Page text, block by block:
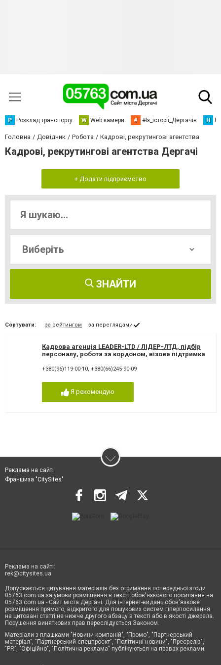
Р Розклад транспорту W Web камери # #Із_історіі_Дергачів Н
Головна Довідник Робота Кадрові, рекрутингові агентства
Кадрові, рекрутингові агентства Дергачі
+ Додати підприємство
ЗНАЙТИ
Сортувати: за рейтингом за переглядами
Кадрова агенція LEADER-LTD / ЛІДЕР-ЛТД, підбір
персоналу, робота за кордоном, візова підтримка
+380(96)119-00-10, +380(66)245-90-09
Я рекомендую
Реклама на сайті
Франшиза "CitySites"
Реклама на сайті:
rek@citysites.ua
Допускається цитування матеріалів без отримання попередньої згоди
05763.com.ua за умови розміщення в тексті обов'язкового посилання на
05763.com.ua - Сайт міста Дергачі. Для інтернет-видань обов'язкове
розміщення прямого, відкритого для пошукових систем гіперпосилання
на цитовані статті не нижче другого абзацу в тексті або в якості джерела.
Порушення виняткових прав переслідується Законом.
Матеріали з плашками "Новини компаній", "Промо", "Партнерський
матеріал", "Партнерський спецпроєкт", "Політичні новини", "Пресреліз",
"PR", "Офіційно", "Політична реклама" публікуються на правах реклами.